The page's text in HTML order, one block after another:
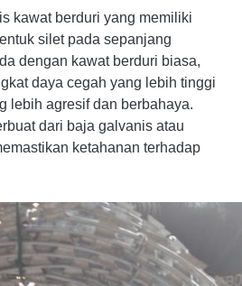
kawat berduri yang memiliki
silet pada sepanjang
dengan kawat berduri biasa,
daya cegah yang lebih tinggi
lebih agresif dan berbahaya.
dari baja galvanis atau
ketahanan terhadap